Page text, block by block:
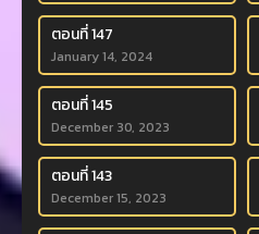
ตอนที่ 147
January 14, 2024
ตอนที่ 145
December 30, 2023
ตอนที่ 143
December 15, 2023